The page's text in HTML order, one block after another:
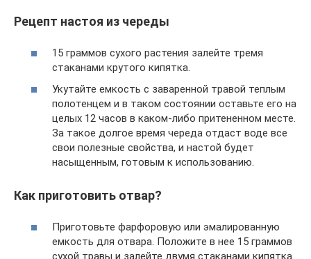
Рецепт настоя из череды
15 граммов сухого растения залейте тремя
стаканами крутого кипятка.
Укутайте емкость с заваренной травой теплым
полотенцем и в таком состоянии оставьте его на
целых 12 часов в каком-либо притененном месте.
За такое долгое время череда отдаст воде все
свои полезные свойства, и настой будет
насыщенным, готовым к использованию.
Как приготовить отвар?
Приготовьте фарфоровую или эмалированную
емкость для отвара. Положите в нее 15 граммов
сухой травы и залейте двумя стаканами кипятка.